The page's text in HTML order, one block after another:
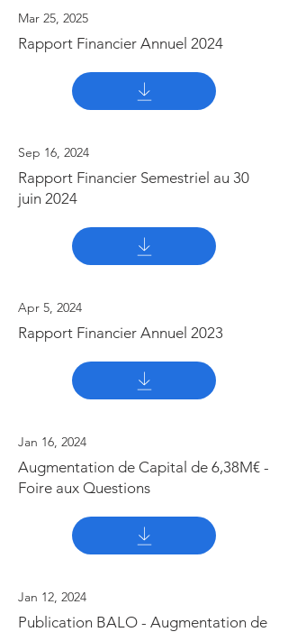
Mar 25, 2025
Rapport Financier Annuel 2024
Sep 16, 2024
Rapport Financier Semestriel au 30
juin 2024
Apr 5, 2024
Rapport Financier Annuel 2023
Jan 16, 2024
Augmentation de Capital de 6,38M€ -
Foire aux Questions
Jan 12, 2024
Publication BALO - Augmentation de